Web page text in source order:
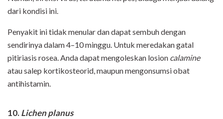
dari kondisi ini.
Penyakit ini tidak menular dan dapat sembuh dengan
sendirinya dalam 4–10 minggu. Untuk meredakan gatal
pitiriasis rosea. Anda dapat mengoleskan losion calamine
atau salep kortikosteorid, maupun mengonsumsi obat
antihistamin.
10.Lichen planus